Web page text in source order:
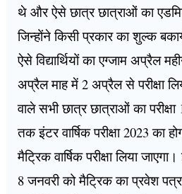
थे और ऐसे छात्र छात्राओं का एडमिट
जिन्होंने किसी प्रकार का शुल्क
ऐसे विद्यार्थियों का एग्जाम अप्रैल
अप्रैल माह में 2 अप्रैल से परीक्षा
वाले सभी छात्र छात्राओं का
तक इंटर वार्षिक परीक्षा 2023 का
मैट्रिक वार्षिक परीक्षा लिया
8 जनवरी को मैट्रिक का प्रवेश